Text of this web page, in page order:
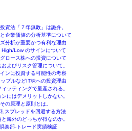
資法「７年無敗」は詭弁。
企業価値の分析基準について
分析が重要かつ有利な理由
Low のサインについて
ロース株への投資について
よびリスク管理について。
ンに投資する可能性の考察
プルなどIT株への投資理由
ッティングで量産される。
にはデメリットしかない。
の原理と原則とは。
,スプレッドを回避する方法
海外のどっちが得なのか。
楽部-トレード実績検証